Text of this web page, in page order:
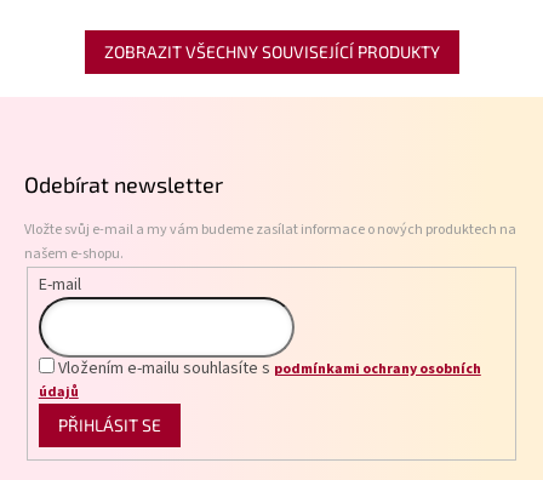
ZOBRAZIT VŠECHNY SOUVISEJÍCÍ PRODUKTY
Odebírat newsletter
Vložte svůj e-mail a my vám budeme zasílat informace o nových produktech na
našem e-shopu.
E-mail
Vložením e-mailu souhlasíte s podmínkami ochrany osobních
údajů
PŘIHLÁSIT SE